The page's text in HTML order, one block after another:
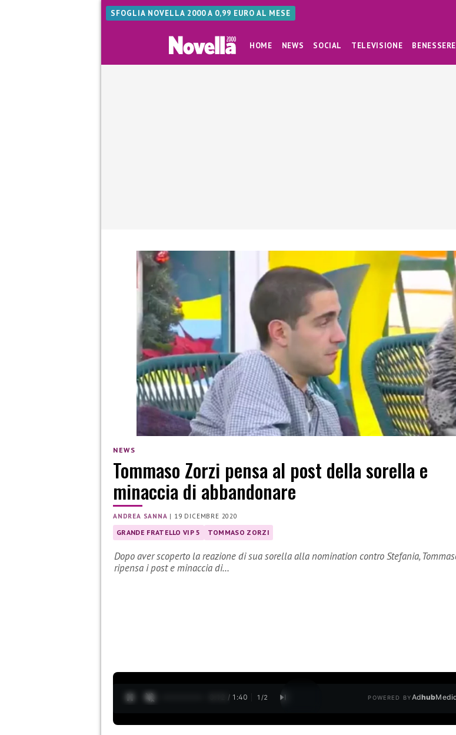
SFOGLIA NOVELLA 2000 A 0,99 EURO AL MESE
HOME NEWS SOCIAL TELEVISIONE BENESSERE
NEWS
Tommaso Zorzi pensa al post della sorella e
minaccia di abbandonare
ANDREA SANNA | 19 DICEMBRE 2020
GRANDE FRATELLO VIP 5 TOMMASO ZORZI
Dopo aver scoperto la reazione di sua sorella alla nomination contro Stefania,
ripensa i post e minaccia di…
0:13 / 1:40 1 /2 POWERED BYAdhub